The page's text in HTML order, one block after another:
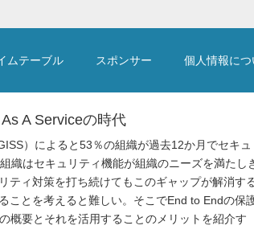
ムテーブル スポンサー 個人情報につ
A Serviceの時代
）によると53％の組織が過去12か月でセキュ
織はセキュリティ機能が組織のニーズを満たし
ティ対策を打ち続けてもこのギャップが解消す
ことを考えると難しい。そこでEnd to Endの保
概要とそれを活用することのメリットを紹介す